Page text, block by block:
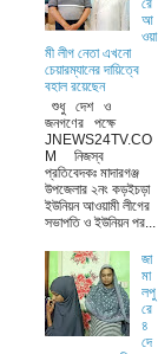
রে
আ
ওয়া
মী লীগ নেতা এখনো
চেয়ারম্যানের দায়িত্বে
বহাল রয়েছেন
শুধু দেশ ও
জনগণের পক্ষে
JNEWS24TV.CO
M নিজস্ব
প্রতিবেদকঃ মাদারগঞ্জ
উপজেলার ২নং কড়ইচড়া
ইউনিয়ন আওয়ামী লীগের
সভাপতি ও ইউনিয়ন পর...
জা
মা
লপু
রে
৪
দে